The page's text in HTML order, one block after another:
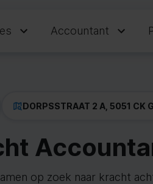
Accountant
DORPSSTRAAT 2 A, 5051 CK
op zoek naar kracht